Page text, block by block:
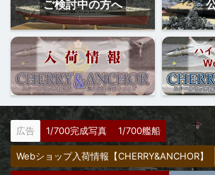
ご検討中の方へ
広告 1/700完成写真 1/700艦船
Webショップ入荷情報【CHERRY&ANCHOR】